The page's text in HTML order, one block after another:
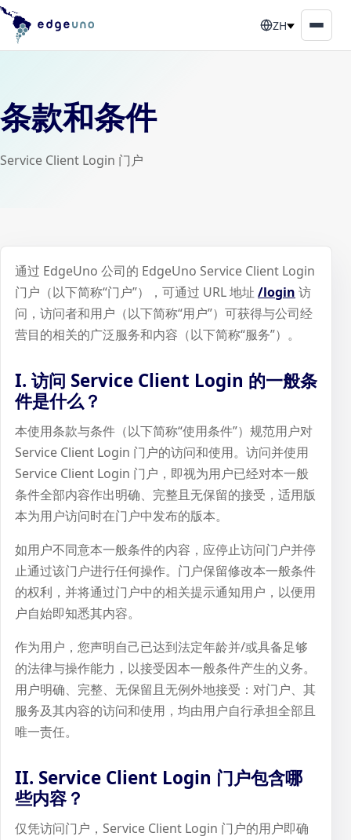
ZH
条款和条件
Service Client Login 门户
通过 EdgeUno 公司的 EdgeUno Service Client Login
门户（以下简称“门户”），可通过 URL 地址 /login 访
问，访问者和用户（以下简称“用户”）可获得与公司经
营目的相关的广泛服务和内容（以下简称“服务”）。
I. 访问 Service Client Login 的一般条
件是什么？
本使用条款与条件（以下简称“使用条件”）规范用户对
Service Client Login 门户的访问和使用。访问并使用
Service Client Login 门户，即视为用户已经对本一般
条件全部内容作出明确、完整且无保留的接受，适用版
本为用户访问时在门户中发布的版本。
如用户不同意本一般条件的内容，应停止访问门户并停
止通过该门户进行任何操作。门户保留修改本一般条件
的权利，并将通过门户中的相关提示通知用户，以便用
户自始即知悉其内容。
作为用户，您声明自己已达到法定年龄并/或具备足够
的法律与操作能力，以接受因本一般条件产生的义务。
用户明确、完整、无保留且无例外地接受：对门户、其
服务及其内容的访问和使用，均由用户自行承担全部且
唯一责任。
II. Service Client Login 门户包含哪
些内容？
仅凭访问门户，Service Client Login 门户的用户即确